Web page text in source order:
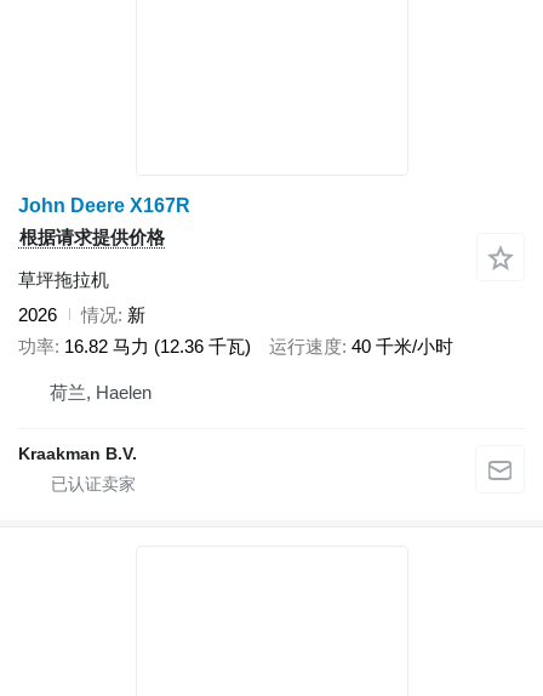
John Deere X167R
根据请求提供价格
草坪拖拉机
2026
情况 新
功率 16.82 马力 (12.36 千瓦) 运行速度 40 千米/小时
荷兰, Haelen
Kraakman B.V.